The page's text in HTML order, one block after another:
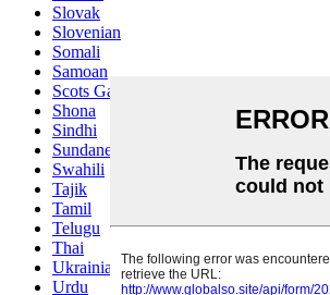
Slovak
Slovenian
Somali
Samoan
Scots Gaelic
Shona
Sindhi
Sundanese
Swahili
Tajik
Tamil
Telugu
Thai
Ukrainian
Urdu